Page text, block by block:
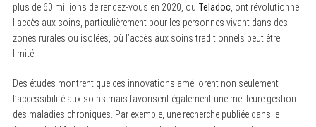
plus de 60 millions de rendez-vous en 2020, ou Teladoc, ont révolutionné
l’accès aux soins, particulièrement pour les personnes vivant dans des
zones rurales ou isolées, où l’accès aux soins traditionnels peut être
limité.
Des études montrent que ces innovations améliorent non seulement
l’accessibilité aux soins mais favorisent également une meilleure gestion
des maladies chroniques. Par exemple, une recherche publiée dans le